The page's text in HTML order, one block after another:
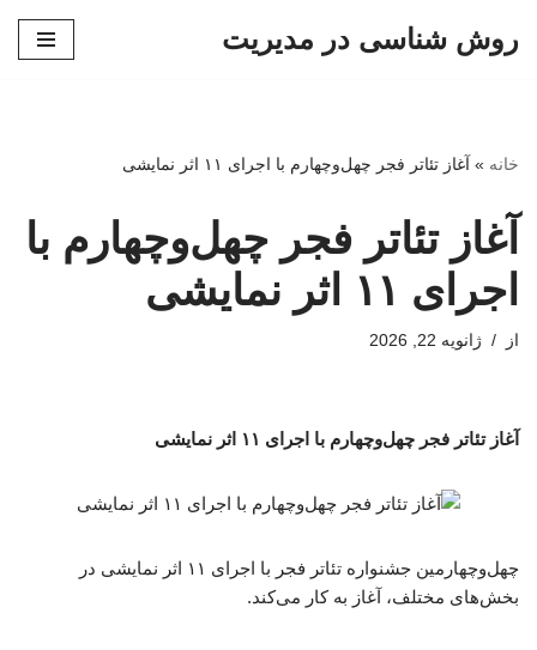
روش شناسی در مدیریت
خانه » آغاز تئاتر فجر چهل‌وچهارم با اجرای ۱۱ اثر نمایشی
آغاز تئاتر فجر چهل‌وچهارم با
اجرای ۱۱ اثر نمایشی
از ژانویه 22, 2026
آغاز تئاتر فجر چهل‌وچهارم با اجرای ۱۱ اثر نمایشی
چهل‌وچهارمین جشنواره تئاتر فجر با اجرای ۱۱ اثر نمایشی در
بخش‌های مختلف، آغاز به کار می‌کند.